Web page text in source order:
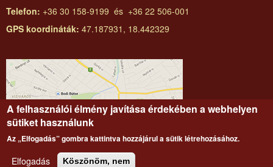
Telefon: +36 30 158-9199 és +36 22 506-001
GPS koordináták: 47.187931, 18.442329
A felhasználói élmény javítása érdekében a webhelyen
sütiket használunk
Az „Elfogadás” gombra kattintva hozzájárul a sütik létrehozásához.
Elfogadás Köszönöm, nem